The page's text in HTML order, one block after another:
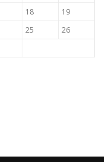
18 19
25 26